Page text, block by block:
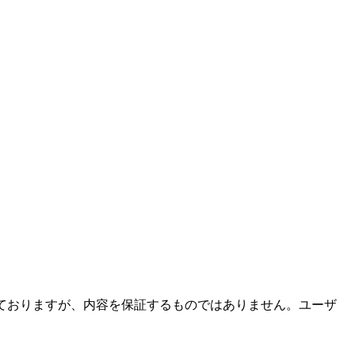
りますが、内容を保証するものではありません。ユーザ